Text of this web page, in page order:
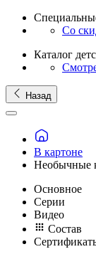
Со
Каталог
Назад
В картоне
Необычные
Основное
Серии
Видео
Состав